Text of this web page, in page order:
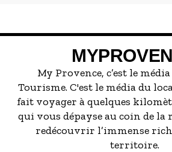
peut d'ailleurs vite
servir la meilleure...
My Provence, c’est le
Tourisme. C'est le média du
fait voyager à quelques
qui vous dépayse au coin de
redécouvrir l’immense
territoire.